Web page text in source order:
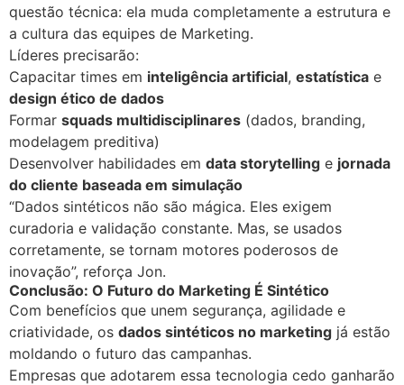
questão técnica: ela muda completamente a estrutura e
a cultura das equipes de Marketing.
Líderes precisarão:
Capacitar times em inteligência artificial, estatística e
design ético de dados
Formar squads multidisciplinares (dados, branding,
modelagem preditiva)
Desenvolver habilidades em data storytelling e jornada
do cliente baseada em simulação
“Dados sintéticos não são mágica. Eles exigem
curadoria e validação constante. Mas, se usados
corretamente, se tornam motores poderosos de
inovação”, reforça Jon.
Conclusão: O Futuro do Marketing É Sintético
Com benefícios que unem segurança, agilidade e
criatividade, os dados sintéticos no marketing já estão
moldando o futuro das campanhas.
Empresas que adotarem essa tecnologia cedo ganharão